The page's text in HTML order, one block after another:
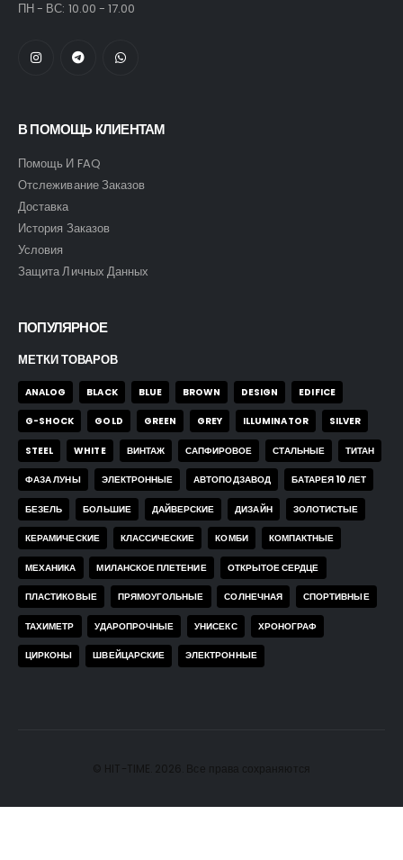
ПН - ВС: 10.00 - 17.00
В ПОМОЩЬ КЛИЕНТАМ
Помощь И FAQ
Отслеживание Заказов
Доставка
История Заказов
Условия
Защита Личных Данных
ПОПУЛЯРНОЕ
МЕТКИ ТОВАРОВ
ANALOG BLACK BLUE BROWN DESIGN EDIFICE
G-SHOCK GOLD GREEN GREY ILLUMINATOR SILVER
STEEL WHITE ВИНТАЖ САПФИРОВОЕ СТАЛЬНЫЕ ТИТАН
ФАЗА ЛУНЫ ЭЛЕКТРОННЫЕ АВТОПОДЗАВОД БАТАРЕЯ 10 ЛЕТ
БЕЗЕЛЬ БОЛЬШИЕ ДАЙВЕРСКИЕ ДИЗАЙН ЗОЛОТИСТЫЕ
КЕРАМИЧЕСКИЕ КЛАССИЧЕСКИЕ КОМБИ КОМПАКТНЫЕ
МЕХАНИКА МИЛАНСКОЕ ПЛЕТЕНИЕ ОТКРЫТОЕ СЕРДЦЕ
ПЛАСТИКОВЫЕ ПРЯМОУГОЛЬНЫЕ СОЛНЕЧНАЯ СПОРТИВНЫЕ
ТАХИМЕТР УДАРОПРОЧНЫЕ УНИСЕКС ХРОНОГРАФ
ЦИРКОНЫ ШВЕЙЦАРСКИЕ ЭЛЕКТРОННЫЕ
© HIT-TIME. 2026. Все права сохраняются